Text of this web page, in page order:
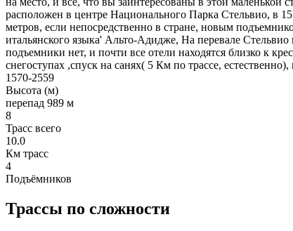
расположен в центре Национального Парка Стельвио, в
метров, если непосредственно в стране, новым
итальянского языка' Альто-Адидже, На перевале
подъемники нет, и почти все отели находятся близко к
снегоступах ,спуск на санях( 5 Км по трассе,
1570-2559
Высота (м)
перепад 989 м
8
Трасс всего
10.0
Км трасс
4
Подъёмников
Трассы по сложности